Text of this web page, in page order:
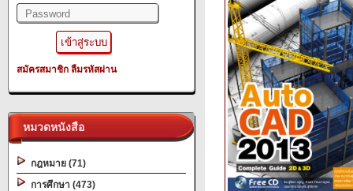
สมัครสมาชิก ลืมรหัสผ่าน
หมวดหนังสือ
กฎหมาย (71)
การศึกษา (473)